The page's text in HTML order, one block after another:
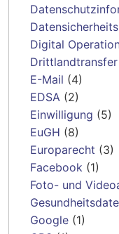
Digital
Drittlandtransfer
E-Mail (4)
EDSA (2)
Einwilligung (5)
EuGH (8)
Europarecht (3)
Facebook (1)
Foto- und
Google (1)